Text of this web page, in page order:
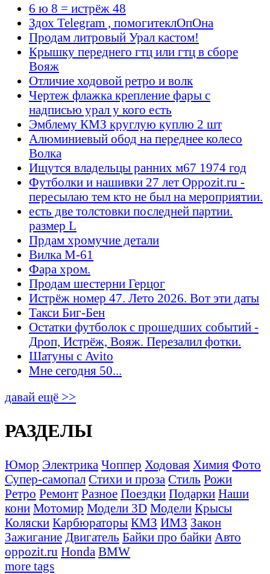
6 ю 8 = истрёж 48
Здох Telegram , помогитеклОпОна
Продам литровый Урал кастом!
Крышку переднего гтц или гтц в сборе
Вояж
Отличие ходовой ретро и волк
Чертеж флажка крепление фары с
надписью урал у кого есть
Эмблему КМЗ круглую куплю 2 шт
Алюминиевый обод на переднее колесо
Волка
Ищутся владельцы ранних м67 1974 год
Футболки и нашивки 27 лет Oppozit.ru -
пересылаю тем кто не был на мероприятии.
есть две толстовки последней партии.
размер L
Прдам хромучие детали
Вилка М-61
Фара хром.
Продам шестерни Герцог
Истрёж номер 47. Лето 2026. Вот эти даты
Такси Биг-Бен
Остатки футболок с прошедших событий -
Дроп, Истрёж, Вояж. Перезалил фотки.
Шатуны с Avito
Мне сегодня 50...
давай ещё >>
РАЗДЕЛЫ
Юмор Электрика Чоппер Ходовая Химия Фото
Супер-самопал Стихи и проза Стиль Рожи
Ретро Ремонт Разное Поездки Подарки Наши
кони Мотомир Модели 3D Модели Крысы
Коляски Карбюраторы КМЗ ИМЗ Закон
Зажигание Двигатель Байки про байки Авто
oppozit.ru Honda BMW
more tags